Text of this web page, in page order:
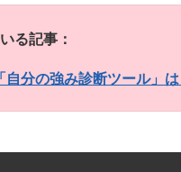
る記事：
自分の強み診断ツール」